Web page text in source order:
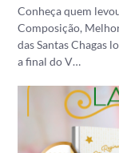
Conheça quem
Composição,
das Santas Chagas
a final do V…